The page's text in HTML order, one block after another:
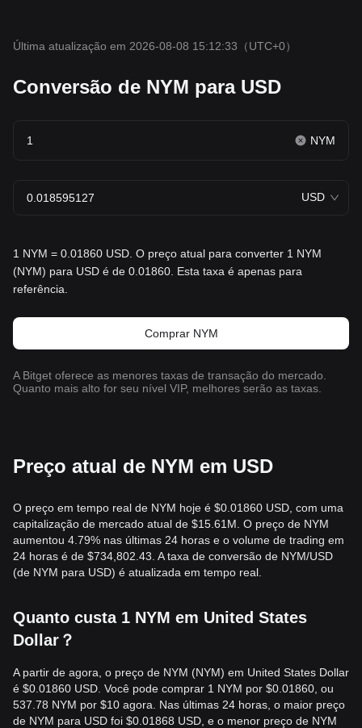
Última atualização em 2026-08-08 15:12:33 （UTC+0）
Conversão de NYM para USD
NYM
USD
1 NYM = 0.01860 USD. O preço atual para converter 1 NYM
(NYM) para USD é de 0.01860. Esta taxa é apenas para
referência.
Comprar NYM
A Bitget oferece as menores taxas de transação do mercado.
Quanto mais alto for seu nível VIP, melhores serão as taxas.
Preço atual de NYM em USD
O preço em tempo real de NYM hoje é $0.01860 USD, com uma
capitalização de mercado atual de $15.61M. O preço de NYM
aumentou 4.79% nas últimas 24 horas e o volume de trading em
24 horas é de $734,802.43. A taxa de conversão de NYM/USD
(de NYM para USD) é atualizada em tempo real.
Quanto custa 1 NYM em United States
Dollar？
A partir de agora, o preço de NYM (NYM) em United States Dollar
é $0.01860 USD. Você pode comprar 1 NYM por $0.01860, ou
537.78 NYM por $10 agora. Nas últimas 24 horas, o maior preço
de NYM para USD foi $0.01868 USD, e o menor preço de NYM